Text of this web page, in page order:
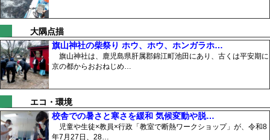
大隅点描
旗山神社の柴祭り ホウ、ホウ、ホンガラホ…
旗山神社は、鹿児島県肝属郡錦江町池田にあり、古くは平安期に
京の都からおおねじめ…
エコ・環境
校舎での暑さと寒さを緩和 気候変動や脱…
児童や生徒×教員×行政「教室で断熱ワークショップ」が、令和8
年7月27日、28…